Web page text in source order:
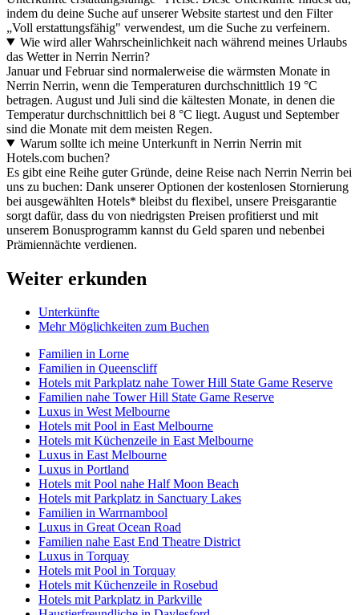
indem du deine Suche auf unserer Website startest und den Filter
„Voll erstattungsfähig" verwendest, um die Suche zu verfeinern.
Wie wird aller Wahrscheinlichkeit nach während meines Urlaubs
das Wetter in Nerrin Nerrin?
Januar und Februar sind normalerweise die wärmsten Monate in
Nerrin Nerrin, wenn die Temperaturen durchschnittlich 19 °C
betragen. August und Juli sind die kältesten Monate, in denen die
Temperatur durchschnittlich bei 8 °C liegt. August und September
sind die Monate mit dem meisten Regen.
Warum sollte ich meine Unterkunft in Nerrin Nerrin mit
Hotels.com buchen?
Es gibt eine Reihe guter Gründe, deine Reise nach Nerrin Nerrin bei
uns zu buchen: Dank unserer Optionen der kostenlosen Stornierung
bei ausgewählten Hotels* bleibst du flexibel, unsere Preisgarantie
sorgt dafür, dass du von niedrigsten Preisen profitierst und mit
unserem Bonusprogramm kannst du Geld sparen und nebenbei
Prämiennächte verdienen.
Weiter erkunden
Unterkünfte
Mehr Möglichkeiten zum Buchen
Familien in Lorne
Familien in Queenscliff
Hotels mit Parkplatz nahe Tower Hill State Game Reserve
Familien nahe Tower Hill State Game Reserve
Luxus in West Melbourne
Hotels mit Pool in East Melbourne
Hotels mit Küchenzeile in East Melbourne
Luxus in East Melbourne
Luxus in Portland
Hotels mit Pool nahe Half Moon Beach
Hotels mit Parkplatz in Sanctuary Lakes
Familien in Warrnambool
Luxus in Great Ocean Road
Familien nahe East End Theatre District
Luxus in Torquay
Hotels mit Pool in Torquay
Hotels mit Küchenzeile in Rosebud
Hotels mit Parkplatz in Parkville